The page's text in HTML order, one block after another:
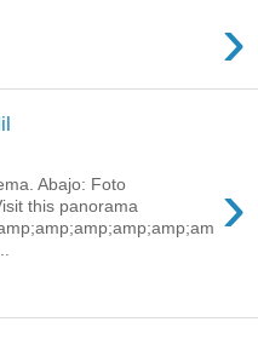
›
›
Abajo: Foto
this panorama